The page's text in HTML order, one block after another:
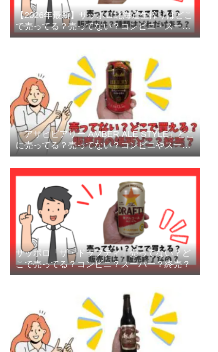
【2026年最新】サッポロ北海道生搾りはどこ
で売ってる？売ってない？コンビニ・スーパ
ー・販売地域を徹底解説
「アサヒビアリー AMBER ALE STYLE」どこ
に売ってる？売ってない？コンビニやスーパ
ーは？
サッポロ「ザ・ドラフティ」売ってない？ど
こで売ってる？コンビニ？スーパー？終売？